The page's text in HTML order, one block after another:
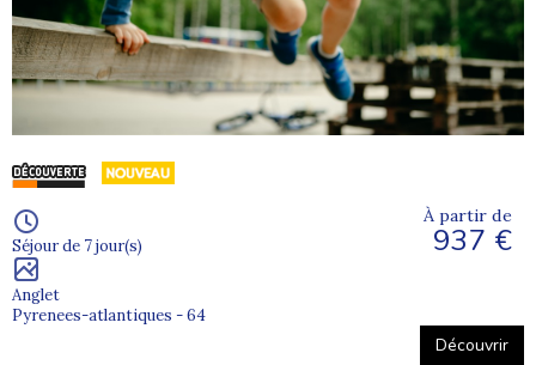
Séjour de 7 jour(s)
Anglet
Pyrenees-atlantiques - 64
À partir de
937 €
Découvrir